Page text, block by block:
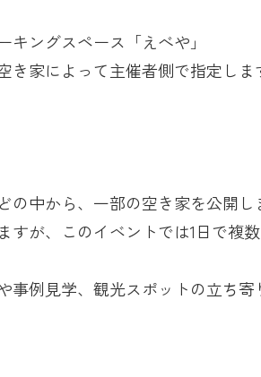
ングスペース「えべや」
家によって主催者側で指定しま
中から、一部の空き家を公開し
が、このイベントでは1日で複
事例見学、観光スポットの立ち寄